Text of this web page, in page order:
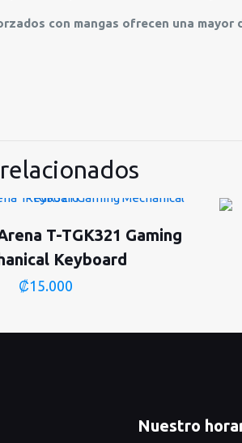
con mangas ofrecen una mayor
T-TGK321 Gaming
Keyboard
₡15.000
Nuestro